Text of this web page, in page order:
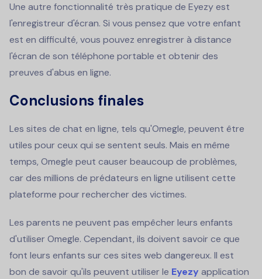
Une autre fonctionnalité très pratique de Eyezy est
l'enregistreur d'écran. Si vous pensez que votre enfant
est en difficulté, vous pouvez enregistrer à distance
l'écran de son téléphone portable et obtenir des
preuves d'abus en ligne.
Conclusions finales
Les sites de chat en ligne, tels qu'Omegle, peuvent être
utiles pour ceux qui se sentent seuls. Mais en même
temps, Omegle peut causer beaucoup de problèmes,
car des millions de prédateurs en ligne utilisent cette
plateforme pour rechercher des victimes.
Les parents ne peuvent pas empêcher leurs enfants
d'utiliser Omegle. Cependant, ils doivent savoir ce que
font leurs enfants sur ces sites web dangereux. Il est
bon de savoir qu'ils peuvent utiliser le Eyezy application